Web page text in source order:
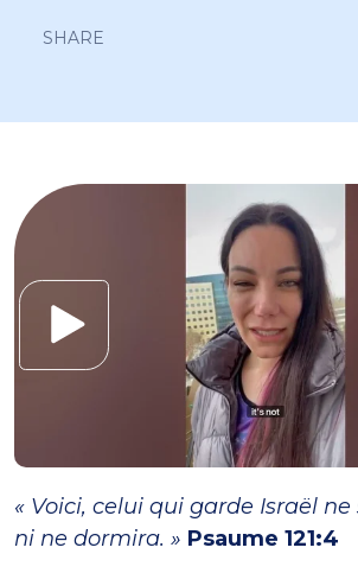
SHARE
« Voici, celui qui garde Israël
ni ne dormira. » Psaume 121:4